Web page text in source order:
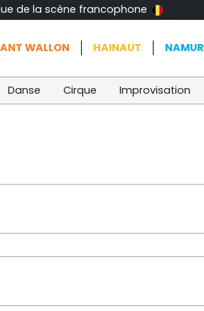
de la scène francophone
WALLON HAINAUT NAMUR
Danse Cirque Improvisation